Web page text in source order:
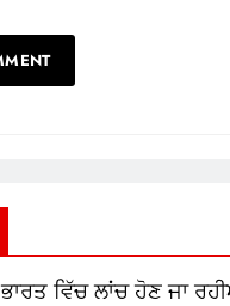
ਭਾਰਤ ਵਿੱਚ ਲਾਂਚ ਹੋਣ ਜਾ